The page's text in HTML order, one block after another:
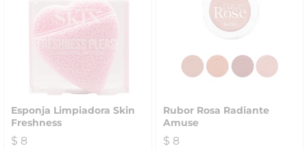
Esponja Limpiadora Skin
Freshness
$ 8
Rubor Rosa Radiante
Amuse
$ 8